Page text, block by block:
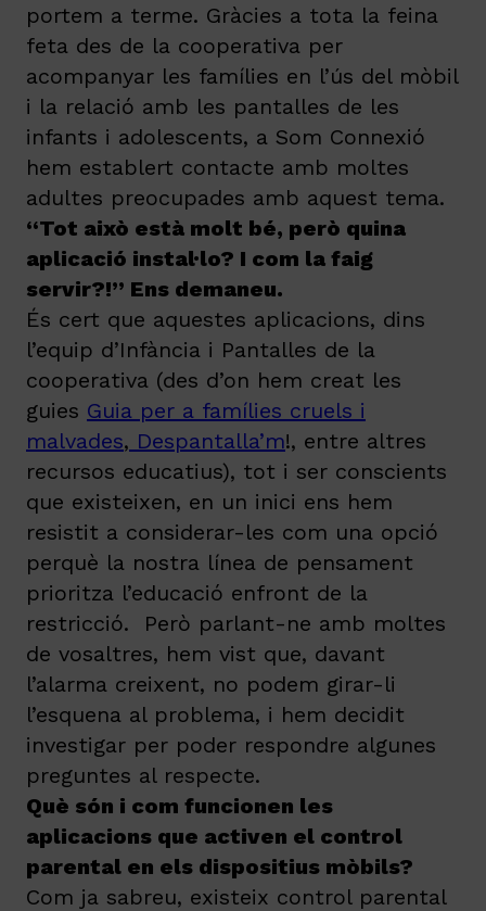
portem a terme. Gràcies a tota la feina
feta des de la cooperativa per
acompanyar les famílies en l’ús del mòbil
i la relació amb les pantalles de les
infants i adolescents, a Som Connexió
hem establert contacte amb moltes
adultes preocupades amb aquest tema.
“Tot això està molt bé, però quina
aplicació instal·lo? I com la faig
servir?!” Ens demaneu.
És cert que aquestes aplicacions, dins
l’equip d’Infància i Pantalles de la
cooperativa (des d’on hem creat les
guies Guia per a famílies cruels i
malvades, Despantalla’m!, entre altres
recursos educatius), tot i ser conscients
que existeixen, en un inici ens hem
resistit a considerar-les com una opció
perquè la nostra línea de pensament
prioritza l’educació enfront de la
restricció. Però parlant-ne amb moltes
de vosaltres, hem vist que, davant
l’alarma creixent, no podem girar-li
l’esquena al problema, i hem decidit
investigar per poder respondre algunes
preguntes al respecte.
Què són i com funcionen les
aplicacions que activen el control
parental en els dispositius mòbils?
Com ja sabreu, existeix control parental